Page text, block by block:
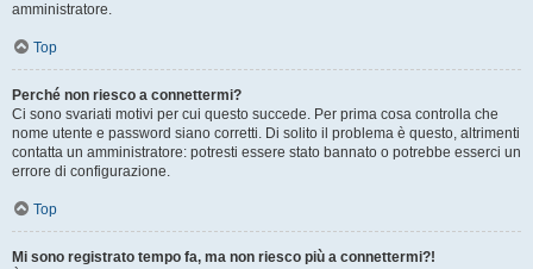
amministratore.
Top
Perché non riesco a connettermi?
Ci sono svariati motivi per cui questo succede. Per prima cosa controlla che
nome utente e password siano corretti. Di solito il problema è questo, altrimenti
contatta un amministratore: potresti essere stato bannato o potrebbe esserci un
errore di configurazione.
Top
Mi sono registrato tempo fa, ma non riesco più a connettermi?!